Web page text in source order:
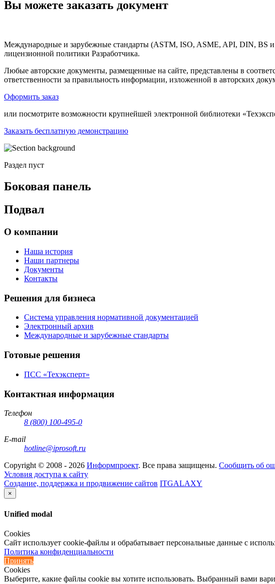
Вы можете заказать документ
Международные и зарубежные стандарты (ASTM, ISO, ASME, API, DIN, BS и
лицензионной политики Разработчика.
Любые авторские документы, размещенные на сайте, представлены в
ответственности за правильность информации, изложенной в авторских
Оформить заказ
или посмотрите возможности крупнейшей электронной библиотеки
Заказать бесплатную демонстрацию
Раздел пуст
Боковая панель
Подвал
О компании
Наша история
Наши партнеры
Документы
Контакты
Решения для бизнеса
Система управления нормативной документацией
Электронный архив
Международные и зарубежные стандарты
Готовые решения
ПСС «Техэксперт»
Контактная информация
Телефон
8 (800) 100-495-0
E-mail
hotline@iprosoft.ru
Copyright © 2008 - 2026 Информпроект. Все права защищены. Сообщить об
Условия доступа к сайту
Создание, поддержка и продвижение сайтов ITGALAXY
×
Unified modal
Cookies
Сайт использует cookie-файлы и обрабатывает персональные данные с
Политика конфиденциальности
Принять
Cookies
Выберите, какие файлы cookie вы хотите использовать. Выбранный вами